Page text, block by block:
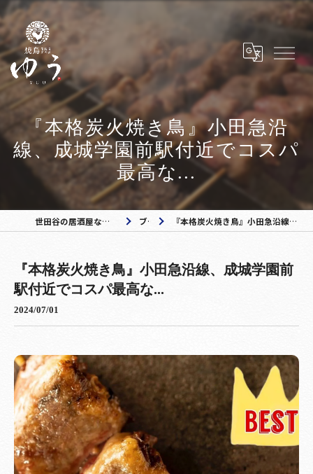
『本格炭火焼き鳥』小田急沿
線、成城学園前駅付近でコスパ
最高な...
世田谷の居酒屋なら焼き鳥ゆう 成城学園前店 ブログ 『本格炭火焼き鳥』小田急沿線、成城学園前駅付近でコスパ最高な...
『本格炭火焼き鳥』小田急沿線、成城学園前
駅付近でコスパ最高な...
2024/07/01